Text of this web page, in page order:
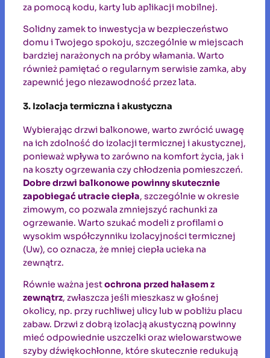
za pomocą kodu, karty lub aplikacji mobilnej.
Solidny zamek to inwestycja w bezpieczeństwo
domu i Twojego spokoju, szczególnie w miejscach
bardziej narażonych na próby włamania. Warto
również pamiętać o regularnym serwisie zamka, aby
zapewnić jego niezawodność przez lata.
3. Izolacja termiczna i akustyczna
Wybierając drzwi balkonowe, warto zwrócić uwagę
na ich zdolność do izolacji termicznej i akustycznej,
ponieważ wpływa to zarówno na komfort życia, jak i
na koszty ogrzewania czy chłodzenia pomieszczeń.
Dobre drzwi balkonowe powinny skutecznie
zapobiegać utracie ciepła, szczególnie w okresie
zimowym, co pozwala zmniejszyć rachunki za
ogrzewanie. Warto szukać modeli z profilami o
wysokim współczynniku izolacyjności termicznej
(Uw), co oznacza, że mniej ciepła ucieka na
zewnątrz.
Równie ważna jestochrona przed hałasem z
zewnątrz, zwłaszcza jeśli mieszkasz w głośnej
okolicy, np. przy ruchliwej ulicy lub w pobliżu placu
zabaw. Drzwi z dobrą izolacją akustyczną powinny
mieć odpowiednie uszczelki oraz wielowarstwowe
szyby dźwiękochłonne, które skutecznie redukują